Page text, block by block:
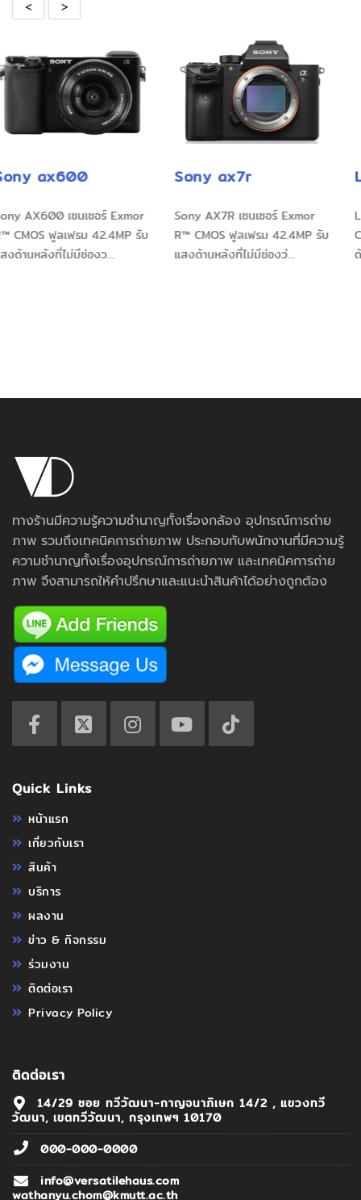
ร์ Exmor
รับ
ว...
Sony ax7r
Sony AX7R เซนเซอร์ Exmor
R™ CMOS ฟูลเฟรม 42.4MP รับ
แสงด้านหลังที่ไม่มีช่องว่...
Leica M7 เซนเซอ
CMOS ฟูลเฟรม
ด้านหลังที่ไม่มีช่องว่า
ทางร้านมีความรู้ความชำนาญทั้งเรื่องกล้อง อุปกรณ์การถ่าย
ภาพ รวมถึงเทคนิคการถ่ายภาพ ประกอบกับพนักงานที่มีความรู้
ความชำนาญทั้งเรื่องอุปกรณ์การถ่ายภาพ และเทคนิคการถ่าย
ภาพ จึงสามารถให้คำปรึกษาและแนะนำสินค้าได้อย่างถูกต้อง
Quick Links
หน้าแรก
เกี่ยวกับเรา
สินค้า
บริการ
ผลงาน
ข่าว & กิจกรรม
ร่วมงาน
ติดต่อเรา
Privacy Policy
ติดต่อเรา
14/29 ซอย ทวีวัฒนา-กาญจนาภิเษก 14/2 , แขวงทวี
วัฒนา, เขตทวีวัฒนา, กรุงเทพฯ 10170
000-000-0000
info@versatilehaus.com
wathanyu.chom@kmutt.ac.th